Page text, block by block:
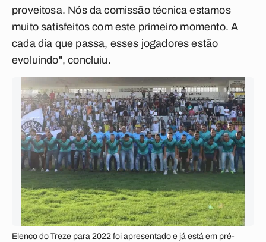
proveitosa. Nós da comissão técnica estamos
muito satisfeitos com este primeiro momento. A
cada dia que passa, esses jogadores estão
evoluindo", concluiu.
Elenco do Treze para 2022 foi apresentado e já está em pré-